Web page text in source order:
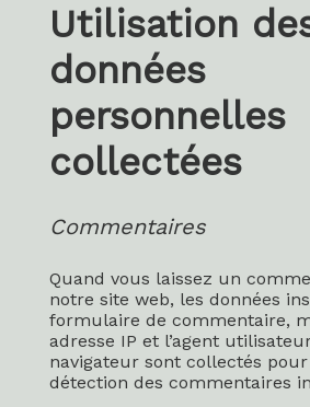
Utilisation
données
personnelles
collectées
Commentaires
Quand vous laissez un
notre site web, les données
formulaire de commentaire,
adresse IP et l’agent
navigateur sont collectés
détection des commentaires